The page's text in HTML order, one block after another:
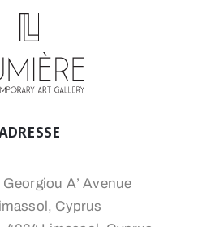
A’ Avenue
Cyprus